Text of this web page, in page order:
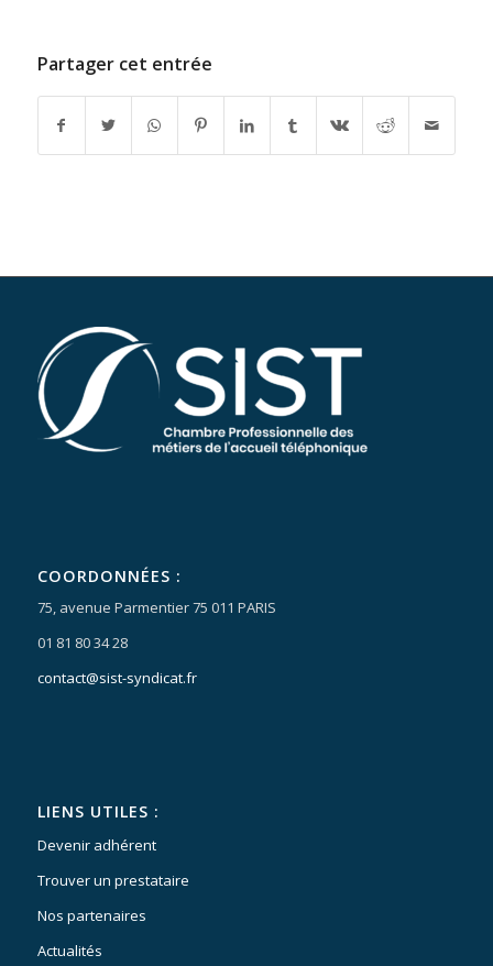
Partager cet entrée
COORDONNÉES :
75, avenue Parmentier 75 011 PARIS
01 81 80 34 28
contact@sist-syndicat.fr
LIENS UTILES :
Devenir adhérent
Trouver un prestataire
Nos partenaires
Actualités